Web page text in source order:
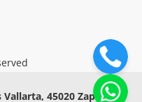
Vallarta, 45020 Zapopan,